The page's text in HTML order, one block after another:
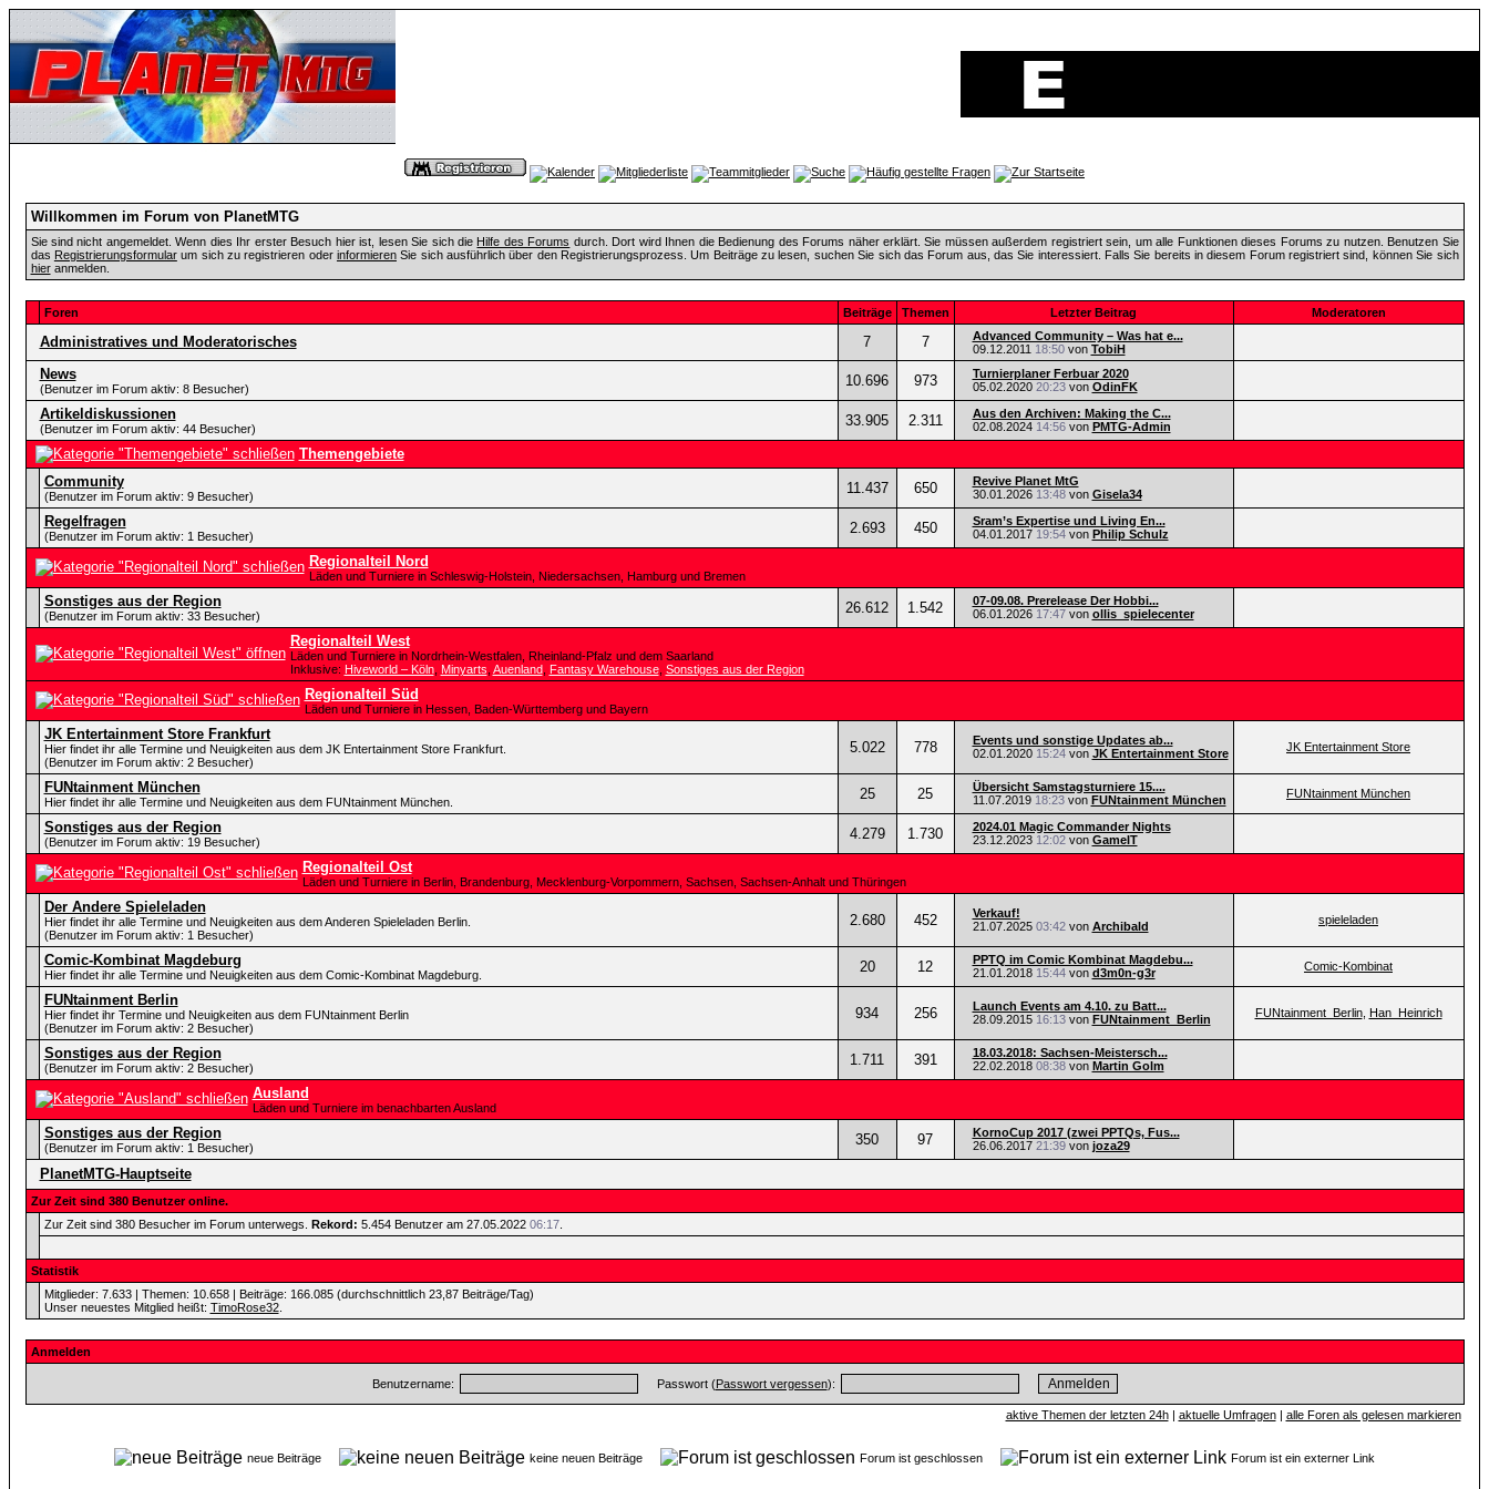
Willkommen im Forum von PlanetMTG
Sie sind nicht angemeldet. Wenn dies Ihr erster Besuch hier ist, lesen Sie sich die Hilfe des Forums durch. Dort wird Ihnen die Bedienung des Forums näher erklärt. Sie müssen außerdem registriert sein, um alle Funktionen dieses Forums zu nutzen. Benutzen Sie
das Registrierungsformularum sich zu registrieren oder informierenSie sich ausführlich über den Registrierungsprozess. Um Beiträge zu lesen, suchen Sie sich das Forum aus, das Sie interessiert. Falls Sie bereits in diesem Forum registriert sind, können Sie sich
hieranmelden.
Foren Beiträge Themen Letzter Beitrag Moderatoren
Administratives und Moderatorisches 7 7
Advanced Community – Was hat e...
09.12.2011 18:50von TobiH
News
(Benutzer im Forum aktiv: 8 Besucher) 10.696 973
Turnierplaner Ferbuar 2020
05.02.2020 20:23von OdinFK
Artikeldiskussionen
(Benutzer im Forum aktiv: 44 Besucher) 33.905 2.311
Aus den Archiven: Making the C...
02.08.2024 14:56von PMTG-Admin
Themengebiete
Community
(Benutzer im Forum aktiv: 9 Besucher) 11.437 650
Revive Planet MtG
30.01.2026 13:48von Gisela34
Regelfragen
(Benutzer im Forum aktiv: 1 Besucher) 2.693 450
Sram’s Expertise und Living En...
04.01.2017 19:54von Philip Schulz
Regionalteil Nord
Läden und Turniere in Schleswig-Holstein, Niedersachsen, Hamburg und Bremen
Sonstiges aus der Region
(Benutzer im Forum aktiv: 33 Besucher) 26.612 1.542
07-09.08. Prerelease Der Hobbi...
06.01.2026 17:47von ollis_spielecenter
Regionalteil West
Läden und Turniere in Nordrhein-Westfalen, Rheinland-Pfalz und dem Saarland
Inklusive: Hiveworld – Köln, Minyarts Auenland, Fantasy Warehouse, Sonstiges aus der Region
Regionalteil Süd
Läden und Turniere in Hessen, Baden-Württemberg und Bayern
JK Entertainment Store Frankfurt
Hier findet ihr alle Termine und Neuigkeiten aus dem JK Entertainment Store Frankfurt.
(Benutzer im Forum aktiv: 2 Besucher)
5.022 778
Events und sonstige Updates ab...
02.01.2020 15:24von JK Entertainment Store JK Entertainment Store
FUNtainment München
Hier findet ihr alle Termine und Neuigkeiten aus dem FUNtainment München. 25 25
Übersicht Samstagsturniere 15....
11.07.2019 18:23von FUNtainment München FUNtainment München
Sonstiges aus der Region
(Benutzer im Forum aktiv: 19 Besucher) 4.279 1.730
2024.01 Magic Commander Nights
23.12.2023 12:02von GameIT
Regionalteil Ost
Läden und Turniere in Berlin, Brandenburg, Mecklenburg-Vorpommern, Sachsen, Sachsen-Anhalt und Thüringen
Der Andere Spieleladen
Hier findet ihr alle Termine und Neuigkeiten aus dem Anderen Spieleladen Berlin.
(Benutzer im Forum aktiv: 1 Besucher)
2.680 452
Verkauf!
21.07.2025 03:42von Archibald spieleladen
Comic-Kombinat Magdeburg
Hier findet ihr alle Termine und Neuigkeiten aus dem Comic-Kombinat Magdeburg. 20 12
PPTQ im Comic Kombinat Magdebu...
21.01.2018 15:44von d3m0n-g3r Comic-Kombinat
FUNtainment Berlin
Hier findet ihr Termine und Neuigkeiten aus dem FUNtainment Berlin
(Benutzer im Forum aktiv: 2 Besucher)
934 256
Launch Events am 4.10. zu Batt...
28.09.2015 16:13von FUNtainment_Berlin FUNtainment_Berlin, Han_Heinrich
Sonstiges aus der Region
(Benutzer im Forum aktiv: 2 Besucher) 1.711 391
18.03.2018: Sachsen-Meistersch...
22.02.2018 08:38von Martin Golm
Ausland
Läden und Turniere im benachbarten Ausland
Sonstiges aus der Region
(Benutzer im Forum aktiv: 1 Besucher) 350 97
KornoCup 2017 (zwei PPTQs, Fus...
26.06.2017 21:39von joza29
PlanetMTG-Hauptseite
Zur Zeit sind 380 Benutzer online.
Zur Zeit sind 380 Besucher im Forum unterwegs. Rekord: 5.454 Benutzer am 27.05.2022 06:17.
Statistik
Mitglieder: 7.633 | Themen: 10.658 | Beiträge: 166.085 (durchschnittlich 23,87 Beiträge/Tag)
Unser neuestes Mitglied heißt: TimoRose32.
Anmelden
Benutzername: Passwort (Passwort vergessen):
aktive Themen der letzten 24h| aktuelle Umfragen| alle Foren als gelesen markieren
neue Beiträge keine neuen Beiträge Forum ist geschlossen Forum ist ein externer Link